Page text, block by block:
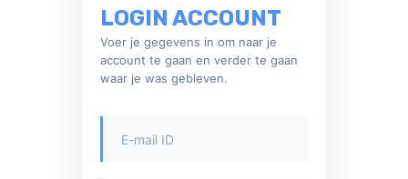
LOGIN ACCOUNT
Voer je gegevens in om naar je
account te gaan en verder te gaan
waar je was gebleven.